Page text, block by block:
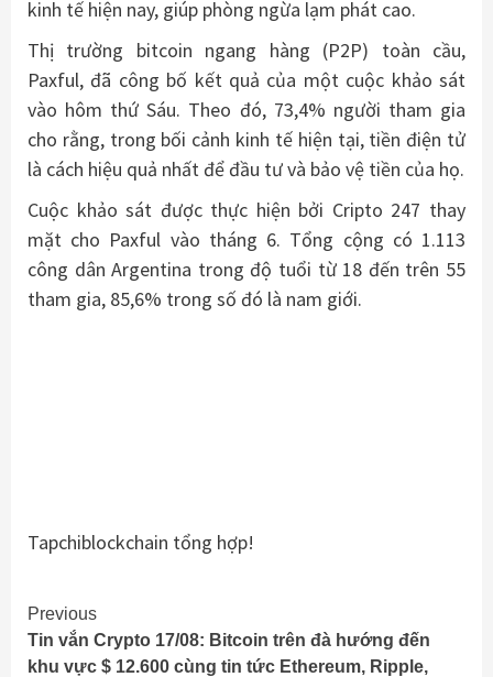
kinh tế hiện nay, giúp phòng ngừa lạm phát cao.
Thị trường bitcoin ngang hàng (P2P) toàn cầu,
Paxful, đã công bố kết quả của một cuộc khảo sát
vào hôm thứ Sáu. Theo đó, 73,4% người tham gia
cho rằng, trong bối cảnh kinh tế hiện tại, tiền điện tử
là cách hiệu quả nhất để đầu tư và bảo vệ tiền của họ.
Cuộc khảo sát được thực hiện bởi Cripto 247 thay
mặt cho Paxful vào tháng 6. Tổng cộng có 1.113
công dân Argentina trong độ tuổi từ 18 đến trên 55
tham gia, 85,6% trong số đó là nam giới.
Tapchiblockchain tổng hợp!
Continue
Reading
Previous
Tin vắn Crypto 17/08: Bitcoin trên đà hướng đến
khu vực $ 12.600 cùng tin tức Ethereum, Ripple,